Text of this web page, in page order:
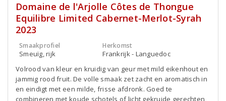
Domaine de l'Arjolle Côtes de Thongue
Equilibre Limited Cabernet-Merlot-Syrah
2023
Smaakprofiel
Smeuïg, rijk
Herkomst
Frankrijk - Languedoc
Volrood van kleur en kruidig van geur met mild eikenhout en
jammig rood fruit. De volle smaak zet zacht en aromatisch in
en eindigt met een milde, frisse afdronk. Goed te
combineren met koude schotels of licht gekruide gerechten